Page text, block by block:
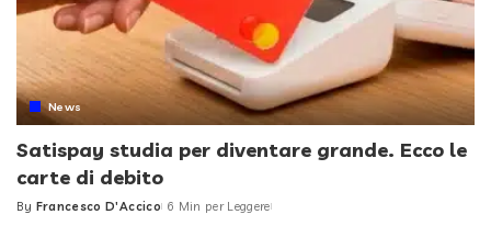
News
Satispay studia per diventare grande. Ecco le
carte di debito
Posted
By Francesco D'Accico 6 Min per Leggere